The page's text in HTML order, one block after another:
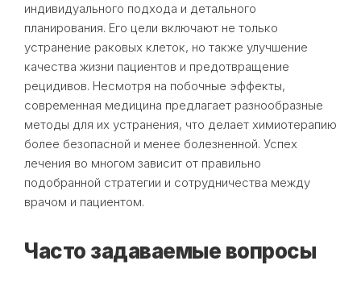
индивидуального подхода и детального
планирования. Его цели включают не только
устранение раковых клеток, но также улучшение
качества жизни пациентов и предотвращение
рецидивов. Несмотря на побочные эффекты,
современная медицина предлагает разнообразные
методы для их устранения, что делает химиотерапию
более безопасной и менее болезненной. Успех
лечения во многом зависит от правильно
подобранной стратегии и сотрудничества между
врачом и пациентом.
Часто задаваемые вопросы